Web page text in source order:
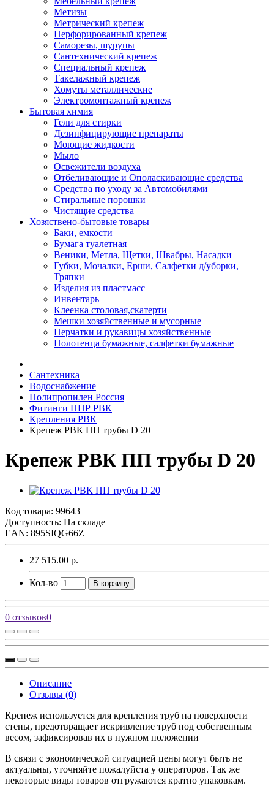
Метизы
Метрический крепеж
Перфорированный крепеж
Саморезы, шурупы
Сантехнический крепеж
Специальный крепеж
Такелажный крепеж
Хомуты металлические
Электромонтажный крепеж
Бытовая химия
Гели для стирки
Дезинфицирующие препараты
Моющие жидкости
Мыло
Освежители воздуха
Отбеливающие и Ополаскивающие средства
Средства по уходу за Автомобилями
Стиральные порошки
Чистящие средства
Хозяствено-бытовые товары
Баки, емкости
Бумага туалетная
Веники, Метла, Щетки, Швабры, Насадки
Губки, Мочалки, Ерши, Салфетки д/уборки,
Тряпки
Изделия из пластмасс
Инвентарь
Клеенка столовая,скатерти
Мешки хозяйственные и мусорные
Перчатки и рукавицы хозяйственные
Полотенца бумажные, салфетки бумажные
Сантехника
Водоснабжение
Полипропилен Россия
Фитинги ППР РВК
Крепления РВК
Крепеж РВК ПП трубы D 20
Крепеж РВК ПП трубы D 20
Код товара: 99643
Доступность: На складе
EAN: 895SIQG66Z
27 515.00 р.
Кол-во В корзину
0 отзывов0
Описание
Отзывы (0)
Крепеж используется для крепления труб на поверхности
стены, предотвращает искривление труб под собственным
весом, зафиксировав их в нужном положении
В связи с экономической ситуацией цены могут быть не
актуальны, уточняйте пожалуйста у операторов. Так же
некоторые виды товаров отгружаются кратно упаковкам.